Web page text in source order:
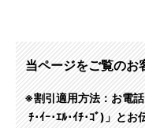
当ページをご覧のお
※割引適用方法：お電
ﾁ･ｲｰ･ｴﾙ･ｲﾁ･ｺﾞ)」と